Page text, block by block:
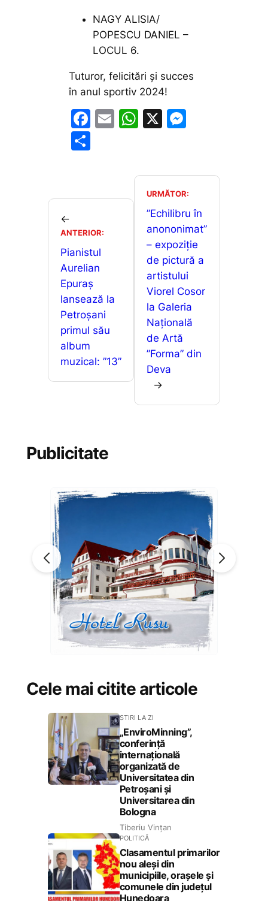
NAGY ALISIA/
POPESCU DANIEL –
LOCUL 6.
Tuturor, felicitări și succes
în anul sportiv 2024!
F
b
o
k
E
W
s
A
p
p
X
s
e
n
g
er
je
z
ă
←
ANTERIOR:
Pianistul
Aurelian
Epuraș
lansează la
Petroșani
primul său
album
muzical: ”13”
URMĂTOR:
”Echilibru în
anononimat”
– expoziție
de pictură a
artistului
Viorel Cosor
la Galeria
Națională
de Artă
”Forma” din
Deva
→
Publicitate
Cele mai citite articole
STIRI LA ZI
„EnviroMinning”,
conferință
internațională
organizată de
Universitatea din
Petroșani și
Universitarea din
Bologna
Tiberiu Vințan
POLITICĂ
Clasamentul primarilor
nou aleși din
municipiile, orașele și
comunele din județul
Hunedoara